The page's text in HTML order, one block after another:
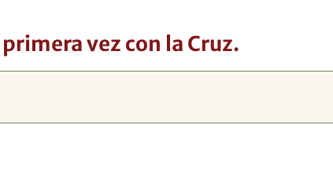
vez con la Cruz.